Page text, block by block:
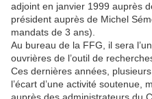
adjoint en janvier 1999 auprès
président auprès de Michel
mandats de 3 ans).
Au bureau de la FFG, il sera
ouvrières de l’outil de
Ces dernières années,
l’écart d’une activité soutenue,